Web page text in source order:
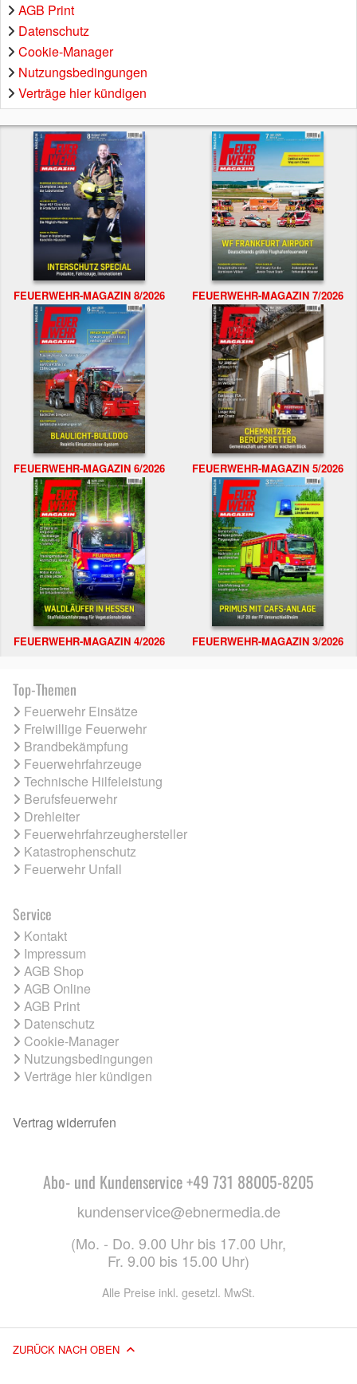
AGB Print
Datenschutz
Cookie-Manager
Nutzungsbedingungen
Verträge hier kündigen
FEUERWEHR-MAGAZIN 8/2026 FEUERWEHR-MAGAZIN 7/2026
FEUERWEHR-MAGAZIN 6/2026 FEUERWEHR-MAGAZIN 5/2026
FEUERWEHR-MAGAZIN 4/2026 FEUERWEHR-MAGAZIN 3/2026
Top-Themen
Feuerwehr Einsätze
Freiwillige Feuerwehr
Brandbekämpfung
Feuerwehrfahrzeuge
Technische Hilfeleistung
Berufsfeuerwehr
Drehleiter
Feuerwehrfahrzeughersteller
Katastrophenschutz
Feuerwehr Unfall
Service
Kontakt
Impressum
AGB Shop
AGB Online
AGB Print
Datenschutz
Cookie-Manager
Nutzungsbedingungen
Verträge hier kündigen
Vertrag widerrufen
Abo- und Kundenservice +49 731 88005-8205
kundenservice@ebnermedia.de
(Mo. - Do. 9.00 Uhr bis 17.00 Uhr,
Fr. 9.00 bis 15.00 Uhr)
Alle Preise inkl. gesetzl. MwSt.
ZURÜCK NACH OBEN